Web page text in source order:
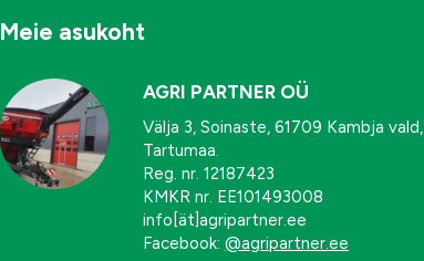
Meie asukoht
AGRI PARTNER OÜ
Välja 3, Soinaste, 61709 Kambja vald,
Tartumaa.
Reg. nr. 12187423
KMKR nr. EE101493008
info[ät]agripartner.ee
Facebook: @agripartner.ee